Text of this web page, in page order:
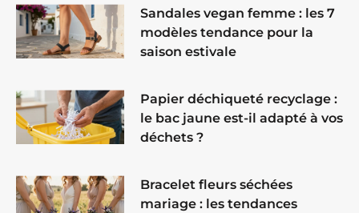
Sandales vegan femme : les 7
modèles tendance pour la
saison estivale
Papier déchiqueté recyclage :
le bac jaune est-il adapté à vos
déchets ?
Bracelet fleurs séchées
mariage : les tendances